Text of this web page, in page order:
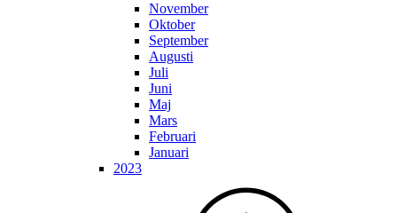
November
Oktober
September
Augusti
Juli
Juni
Maj
Mars
Februari
Januari
2023